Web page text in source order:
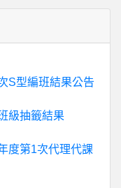
S型編班結果公告
級抽籤結果
度第1次代理代課